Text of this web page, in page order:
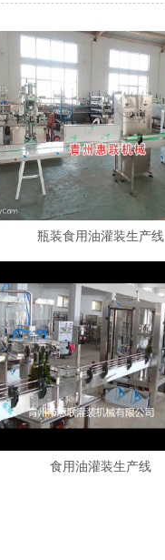
瓶装食用油灌装生产线
食用油灌装生产线